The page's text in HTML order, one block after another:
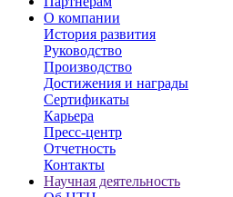
О компании
История развития
Руководство
Производство
Достижения и награды
Сертификаты
Карьера
Пресс-центр
Отчетность
Контакты
Научная деятельность